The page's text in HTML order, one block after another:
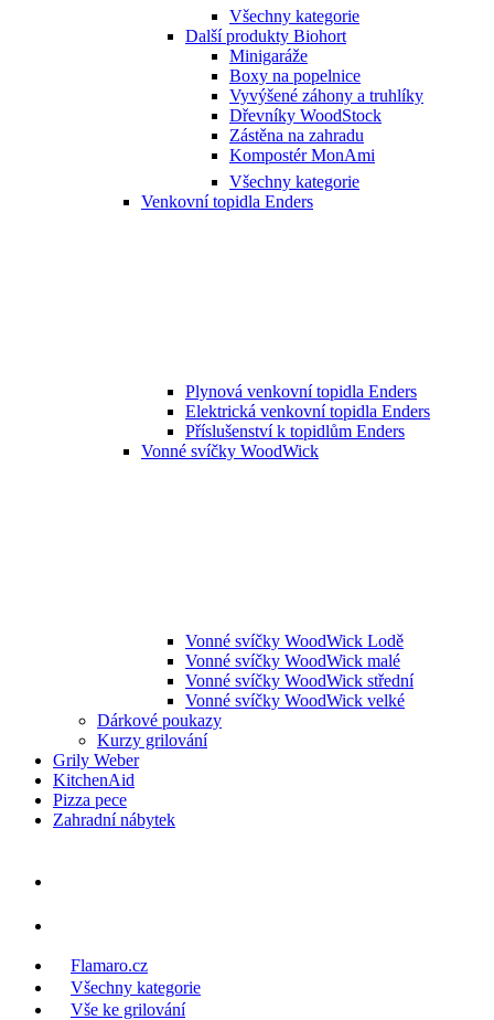
Všechny kategorie
Další produkty Biohort
Minigaráže
Boxy na popelnice
Vyvýšené záhony a truhlíky
Dřevníky WoodStock
Zástěna na zahradu
Kompostér MonAmi
Všechny kategorie
Venkovní topidla Enders
Plynová venkovní topidla Enders
Elektrická venkovní topidla Enders
Příslušenství k topidlům Enders
Vonné svíčky WoodWick
Vonné svíčky WoodWick Lodě
Vonné svíčky WoodWick malé
Vonné svíčky WoodWick střední
Vonné svíčky WoodWick velké
Dárkové poukazy
Kurzy grilování
Grily Weber
KitchenAid
Pizza pece
Zahradní nábytek
Flamaro.cz
Všechny kategorie
Vše ke grilování